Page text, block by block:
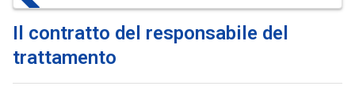
Il contratto del responsabile del
trattamento